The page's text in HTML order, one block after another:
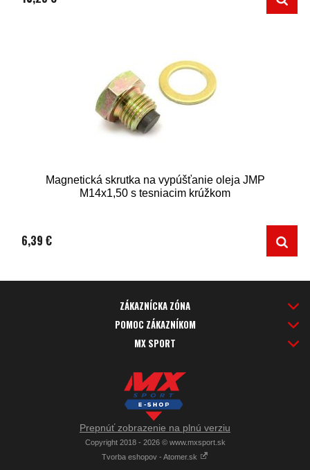
Magnetická skrutka na vypúšťanie oleja JMP
M14x1,50 s tesniacim krúžkom
6,39 €
ZÁKAZNÍCKA ZÓNA
POMOC ZÁKAZNÍKOM
MX SPORT
Prepnúť zobrazenie na plnú verziu
Copyright 2018 - 2026 © www.mxsport.sk
Tvorba eshopov - Atomer.sk